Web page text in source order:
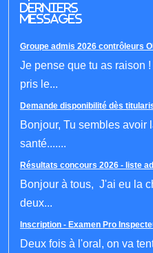
derniers
messages
Groupe admis 2026 contrôleurs
Je pense que tu as raison
pris le...
Demande disponibilité dès
Bonjour, Tu sembles avoir
santé.......
Résultats concours 2026 - liste
Bonjour à tous, J'ai eu la
deux...
Inscription - Examen Pro
Deux fois à l'oral, on va